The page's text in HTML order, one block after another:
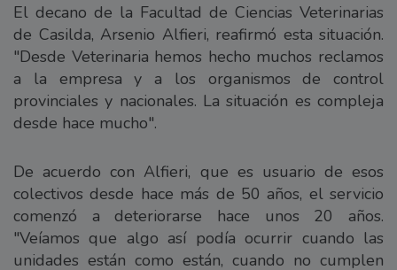
El decano de la Facultad de Ciencias Veterinarias
de Casilda, Arsenio Alfieri, reafirmó esta situación.
"Desde Veterinaria hemos hecho muchos reclamos
a la empresa y a los organismos de control
provinciales y nacionales. La situación es compleja
desde hace mucho".
De acuerdo con Alfieri, que es usuario de esos
colectivos desde hace más de 50 años, el servicio
comenzó a deteriorarse hace unos 20 años.
"Veíamos que algo así podía ocurrir cuando las
unidades están como están, cuando no cumplen